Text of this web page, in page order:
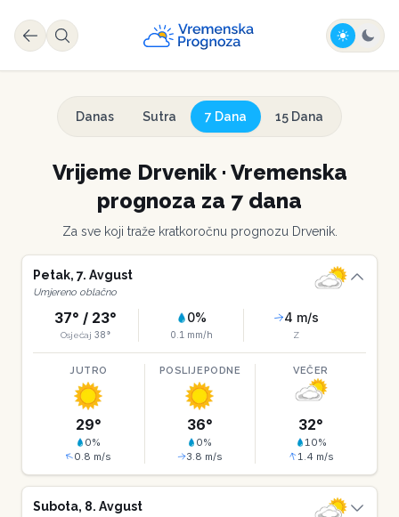
Danas Sutra 7 Dana 15 Dana
Vrijeme Drvenik· Vremenska
prognoza za 7 dana
Za sve koji traže kratkoročnu prognozu Drvenik.
Petak, 7. Avgust
Umjereno oblačno
37° / 23°
Osjećaj 38°
0%
0.1 mm/h
4 m/s
Z
JUTRO
29°
0%
0.8 m/s
POSLIJEPODNE
36°
0%
3.8 m/s
VEČER
32°
10%
1.4 m/s
Subota, 8. Avgust